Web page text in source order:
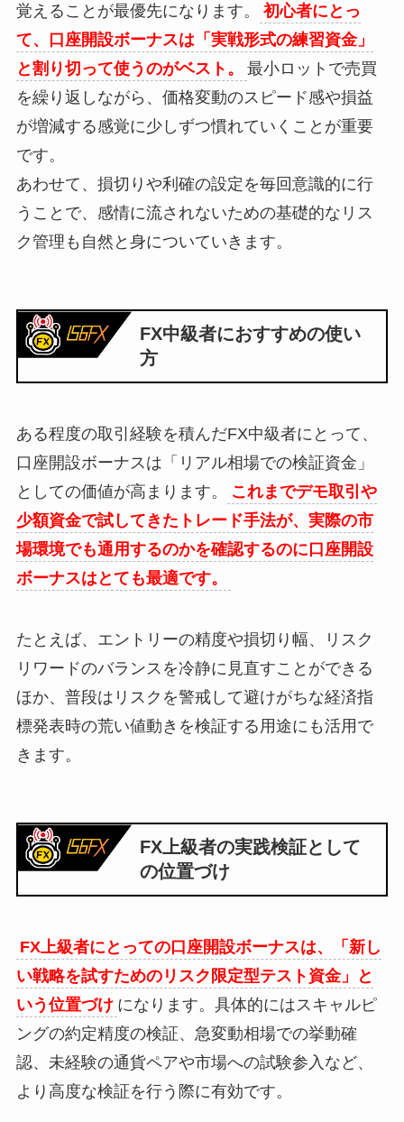
覚えることが最優先になります。
初心者にとっ
て、口座開設ボーナスは「実戦形式の練習資金」
と割り切って使うのがベスト。
最小ロットで売買
を繰り返しながら、価格変動のスピード感や損益
が増減する感覚に少しずつ慣れていくことが重要
です。
あわせて、損切りや利確の設定を毎回意識的に行
うことで、感情に流されないための基礎的なリス
ク管理も自然と身についていきます。
FX中級者におすすめの使い
方
ある程度の取引経験を積んだFX中級者にとって、
口座開設ボーナスは「リアル相場での検証資金」
としての価値が高まります。
これまでデモ取引や
少額資金で試してきたトレード手法が、実際の市
場環境でも通用するのかを確認するのに口座開設
ボーナスはとても最適です。
たとえば、エントリーの精度や損切り幅、リスク
リワードのバランスを冷静に見直すことができる
ほか、普段はリスクを警戒して避けがちな経済指
標発表時の荒い値動きを検証する用途にも活用で
きます。
FX上級者の実践検証として
の位置づけ
FX上級者にとっての口座開設ボーナスは、「新し
い戦略を試すためのリスク限定型テスト資金」と
いう位置づけ になります。具体的にはスキャルピ
ングの約定精度の検証、急変動相場での挙動確
認、未経験の通貨ペアや市場への試験参入など、
より高度な検証を行う際に有効です。